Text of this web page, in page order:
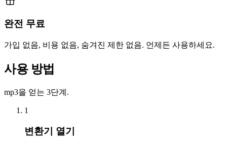
완전 무료
가입 없음, 비용 없음, 숨겨진 제한 없음. 언제든 사용하세요.
사용 방법
mp3을 얻는 3단계.
1
변환기 열기